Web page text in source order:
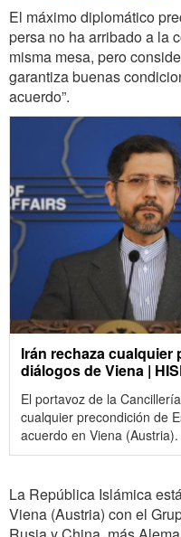
El máximo diplomático
persa no ha arribado a la
misma mesa, pero
garantiza buenas
acuerdo”.
Irán rechaza cualquier
diálogos de Viena |
El portavoz de la
cualquier precondición de
acuerdo en Viena (Austria).
La República Islámica
Viena (Austria) con el